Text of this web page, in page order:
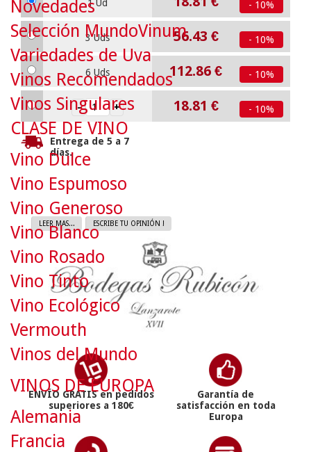
1 Ud - 10%
3 Uds 56.43 € - 10%
6 Uds 112.86 € - 10%
18.81 € - 10%
Entrega de 5 a 7
días.
LEER MAS... ESCRIBE TU OPINIÓN !
ENVÍO GRATIS en pedidos
superiores a 180€
Garantía de
satisfacción en toda
Europa
Novedades
Selección MundoVinum
Variedades de Uva
Vinos Recomendados
Vinos Singulares
CLASE DE VINO
Vino Dulce
Vino Espumoso
Vino Generoso
Vino Blanco
Vino Rosado
Vino Tinto
Vino Ecológico
Vermouth
Vinos del Mundo
VINOS DE EUROPA
Alemania
Francia